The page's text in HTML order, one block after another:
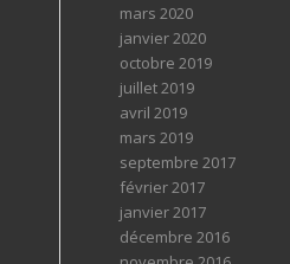
mars 2020
janvier 2020
octobre 2019
juillet 2019
avril 2019
mars 2019
septembre 2017
février 2017
janvier 2017
décembre 2016